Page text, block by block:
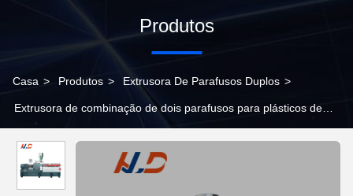
Produtos
Casa > Produtos > Extrusora De Parafusos Duplos >
Extrusora de combinação de dois parafusos para plásticos de